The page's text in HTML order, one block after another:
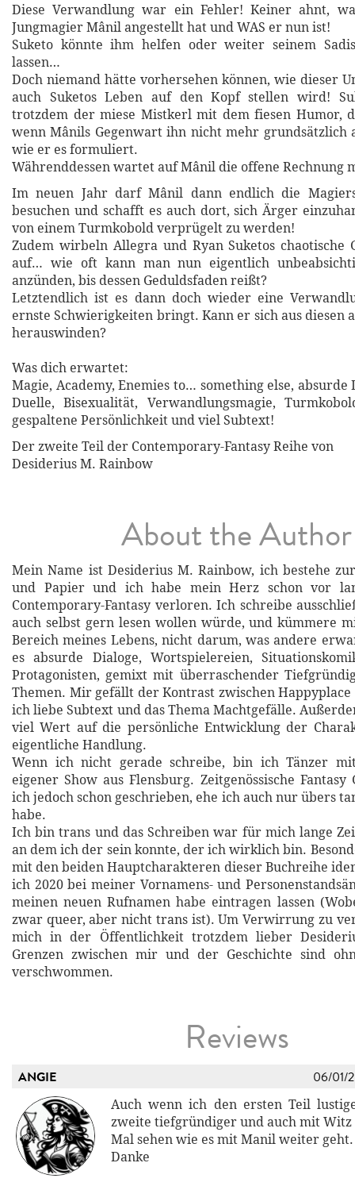
Diese Verwandlung war ein Fehler! Keiner ahnt,
Jungmagier Mânil angestellt hat und WAS er nun ist!
Suketo könnte ihm helfen oder weiter seinem
lassen…
Doch niemand hätte vorhersehen können, wie dieser
auch Suketos Leben auf den Kopf stellen wird!
trotzdem der miese Mistkerl mit dem fiesen Humor,
wenn Mânils Gegenwart ihn nicht mehr grundsätzlich
wie er es formuliert.
Währenddessen wartet auf Mânil die offene Rechnung
Im neuen Jahr darf Mânil dann endlich die
besuchen und schafft es auch dort, sich Ärger
von einem Turmkobold verprügelt zu werden!
Zudem wirbeln Allegra und Ryan Suketos chaotische
auf… wie oft kann man nun eigentlich
anzünden, bis dessen Geduldsfaden reißt?
Letztendlich ist es dann doch wieder eine
ernste Schwierigkeiten bringt. Kann er sich aus diesen
herauswinden?
Was dich erwartet:
Magie, Academy, Enemies to… something else, absurde
Duelle, Bisexualität, Verwandlungsmagie,
gespaltene Persönlichkeit und viel Subtext!
Der zweite Teil der Contemporary-Fantasy Reihe von
Desiderius M. Rainbow
About the Author
Mein Name ist Desiderius M. Rainbow, ich bestehe
und Papier und ich habe mein Herz schon vor
Contemporary-Fantasy verloren. Ich schreibe
auch selbst gern lesen wollen würde, und kümmere
Bereich meines Lebens, nicht darum, was andere
es absurde Dialoge, Wortspielereien,
Protagonisten, gemixt mit überraschender
Themen. Mir gefällt der Kontrast zwischen Happyplace
ich liebe Subtext und das Thema Machtgefälle.
viel Wert auf die persönliche Entwicklung der
eigentliche Handlung.
Wenn ich nicht gerade schreibe, bin ich Tänzer
eigener Show aus Flensburg. Zeitgenössische Fantasy
ich jedoch schon geschrieben, ehe ich auch nur übers
habe.
Ich bin trans und das Schreiben war für mich lange
an dem ich der sein konnte, der ich wirklich bin.
mit den beiden Hauptcharakteren dieser Buchreihe
ich 2020 bei meiner Vornamens- und
meinen neuen Rufnamen habe eintragen lassen
zwar queer, aber nicht trans ist). Um Verwirrung zu
mich in der Öffentlichkeit trotzdem lieber
Grenzen zwischen mir und der Geschichte sind
verschwommen.
Reviews
ANGIE 06/01/
Auch wenn ich den ersten Teil
zweite tiefgründiger und auch mit Witz
Mal sehen wie es mit Manil weiter geht.
Danke